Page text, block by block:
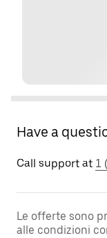
Have a
Call support at 1
Le offerte sono
alle condizioni